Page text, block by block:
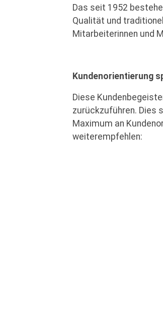
Das seit 1952
Qualität und
Mitarbeiterinnen und
Kundenorientierung
Diese
zurückzuführen. Dies
Maximum an
weiterempfehlen: